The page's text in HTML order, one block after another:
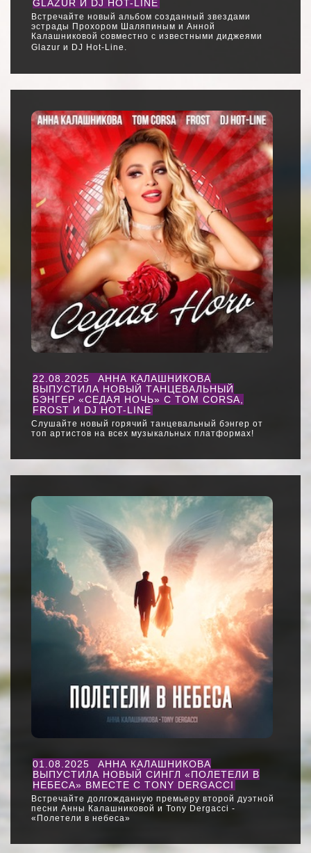
GLAZUR И DJ HOT-LINE
Встречайте новый альбом созданный звездами
эстрады Прохором Шаляпиным и Анной
Калашниковой совместно с известными диджеями
Glazur и DJ Hot-Line.
22.08.2025
АННА КАЛАШНИКОВА
ВЫПУСТИЛА НОВЫЙ ТАНЦЕВАЛЬНЫЙ
БЭНГЕР «СЕДАЯ НОЧЬ» С TOM CORSA,
FROST И DJ HOT-LINE
Слушайте новый горячий танцевальный бэнгер от
топ артистов на всех музыкальных платформах!
01.08.2025
АННА КАЛАШНИКОВА
ВЫПУСТИЛА НОВЫЙ СИНГЛ «ПОЛЕТЕЛИ В
НЕБЕСА» ВМЕСТЕ С TONY DERGACCI
Встречайте долгожданную премьеру второй дуэтной
песни Анны Калашниковой и Tony Dergacci -
«Полетели в небеса»